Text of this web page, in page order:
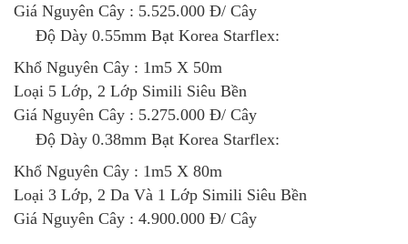
Giá Nguyên Cây : 5.525.000 Đ/ Cây
Độ Dày 0.55mm Bạt Korea Starflex:
Khổ Nguyên Cây : 1m5 X 50m
Loại 5 Lớp, 2 Lớp Simili Siêu Bền
Giá Nguyên Cây : 5.275.000 Đ/ Cây
Độ Dày 0.38mm Bạt Korea Starflex:
Khổ Nguyên Cây : 1m5 X 80m
Loại 3 Lớp, 2 Da Và 1 Lớp Simili Siêu Bền
Giá Nguyên Cây : 4.900.000 Đ/ Cây